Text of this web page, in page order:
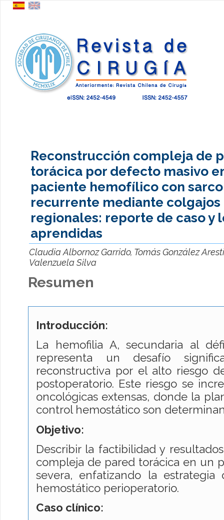
Reconstrucción compleja de
torácica por defecto masivo
paciente hemofílico con
recurrente mediante colgajos
regionales: reporte de caso y
aprendidas
Claudia Albornoz Garrido, Tomás González
Valenzuela Silva
Resumen
Introducción:
La hemofilia A, secundaria al
representa un desafío
reconstructiva por el alto riesgo
postoperatorio. Este riesgo se
oncológicas extensas, donde la
control hemostático son
Objetivo:
Describir la factibilidad y
compleja de pared torácica en un
severa, enfatizando la
hemostático perioperatorio.
Caso clínico: